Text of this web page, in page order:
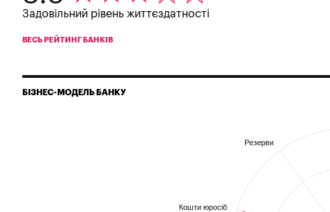
Задовільний рівень життєздатності
ВЕСЬ РЕЙТИНГ БАНКІВ
БІЗНЕС-МОДЕЛЬ БАНКУ
Кошти юросіб
Резерви